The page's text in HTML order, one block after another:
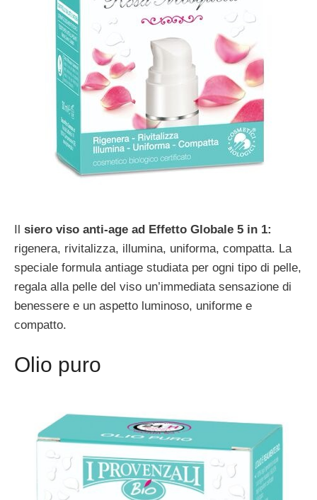
Il siero viso anti-age ad Effetto Globale 5 in 1:
rigenera, rivitalizza, illumina, uniforma, compatta. La
speciale formula antiage studiata per ogni tipo di pelle,
regala alla pelle del viso un’immediata sensazione di
benessere e un aspetto luminoso, uniforme e
compatto.
Olio puro